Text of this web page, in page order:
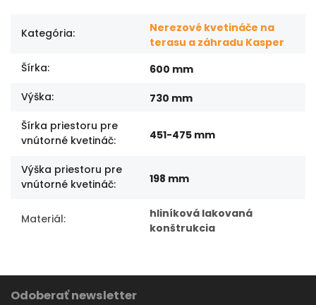
Kategória:
Nerezové kvetináče na
terasu a záhradu Kasper
Šírka:
600 mm
Výška:
730 mm
Šírka priestoru pre
vnútorné kvetináč: 451-475 mm
Výška priestoru pre
vnútorné kvetináč: 198 mm
Materiál:
hliníková lakovaná
konštrukcia
Odoberať newsletter